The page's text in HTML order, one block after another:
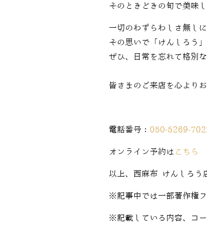
そのときどきの旬で美味
一切のわずらわしさ無し
その思いで「けんしろう
ぜひ、日常を忘れて格別
皆さまのご来店を心より
電話番号： 050-5269-
オンライン予約は こちら
以上、西麻布 けんしろう
※記事中では一部著作権
※記載している内容、コ